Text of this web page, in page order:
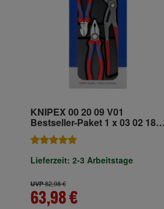
KNIPEX 00 20 09 V01
Bestseller-Paket 1 x 03 02 180,
1 x 70 02 160, 1 x 87 01 250
Lieferzeit: 2-3 Arbeitstage
UVP82,98 €
63,98 €